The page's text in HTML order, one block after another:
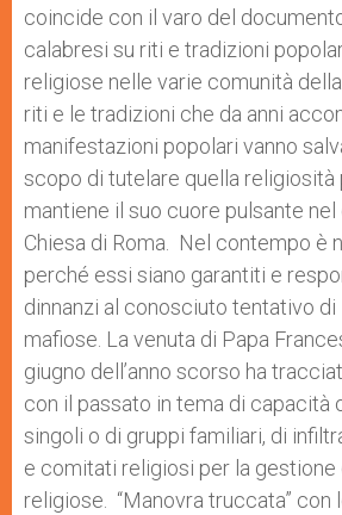
coincide con il varo del
calabresi su riti e tradizioni
religiose nelle varie comunità
riti e le tradizioni che da anni
manifestazioni popolari vanno
scopo di tutelare quella religiosità
mantiene il suo cuore pulsante
Chiesa di Roma. Nel contempo è
perché essi siano garantiti e
dinnanzi al conosciuto tentativo di
mafiose. La venuta di Papa
giugno dell’anno scorso ha
con il passato in tema di capacità
singoli o di gruppi familiari, di
e comitati religiosi per la
religiose. “Manovra truccata” con